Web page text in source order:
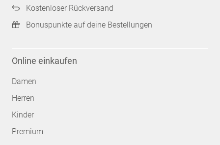
Kostenloser Rückversand
Bonuspunkte auf deine Bestellungen
Online einkaufen
Damen
Herren
Kinder
Premium